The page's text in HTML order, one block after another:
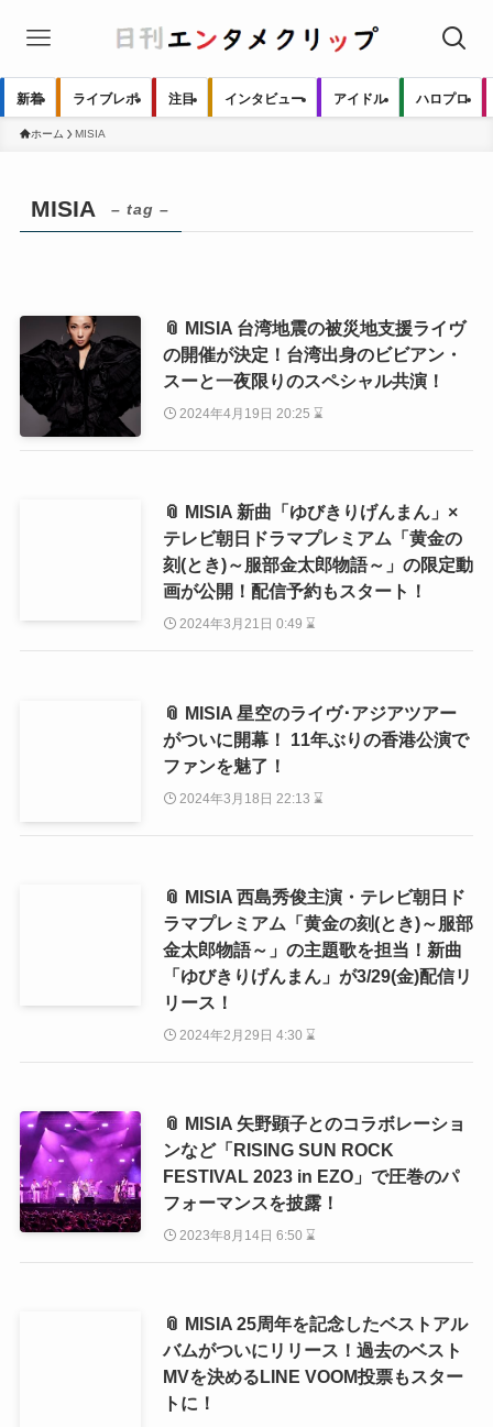
新着 ライブレポ 注目 インタビュー アイドル ハロプロ
ホーム MISIA
MISIA – tag –
📎 MISIA 台湾地震の被災地支援ライヴ
の開催が決定！台湾出身のビビアン・
スーと一夜限りのスペシャル共演！
2024年4月19日 20:25 ⌛
📎 MISIA 新曲「ゆびきりげんまん」×
テレビ朝日ドラマプレミアム「黄金の
刻(とき)～服部金太郎物語～」の限定動
画が公開！配信予約もスタート！
2024年3月21日 0:49 ⌛
📎 MISIA 星空のライヴ･アジアツアー
がついに開幕！ 11年ぶりの香港公演で
ファンを魅了！
2024年3月18日 22:13 ⌛
📎 MISIA 西島秀俊主演・テレビ朝日ド
ラマプレミアム「黄金の刻(とき)～服部
金太郎物語～」の主題歌を担当！新曲
「ゆびきりげんまん」が3/29(金)配信リ
リース！
2024年2月29日 4:30 ⌛
📎 MISIA 矢野顕子とのコラボレーショ
ンなど「RISING SUN ROCK
FESTIVAL 2023 in EZO」で圧巻のパ
フォーマンスを披露！
2023年8月14日 6:50 ⌛
📎 MISIA 25周年を記念したベストアル
バムがついにリリース！過去のベスト
MVを決めるLINE VOOM投票もスター
トに！